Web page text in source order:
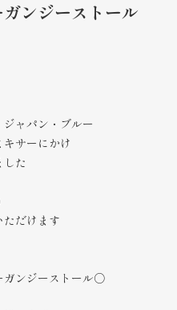
ンジーストール
ャパン・ブルー
サーにかけ
した
ただけます
ガンジーストール○